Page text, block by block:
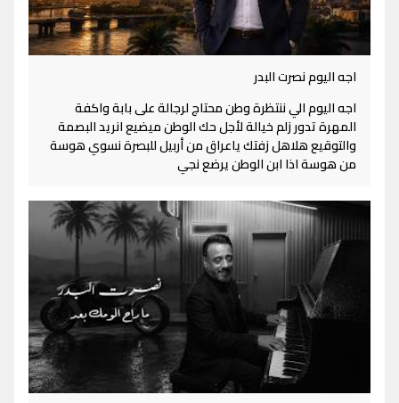
اجه اليوم نصرت البدر
اجه اليوم الي ننتظرة وطن محتاج لرجالة على بابة واكفة
المهرة تدور زلم خيالة لأجل حك الوطن ميضيع انريد البصمة
والتوقيع هلاهل زفتك ياعراق من أربيل للبصرة نسوي هوسة
من هوسة اذا ابن الوطن يرضع نجي